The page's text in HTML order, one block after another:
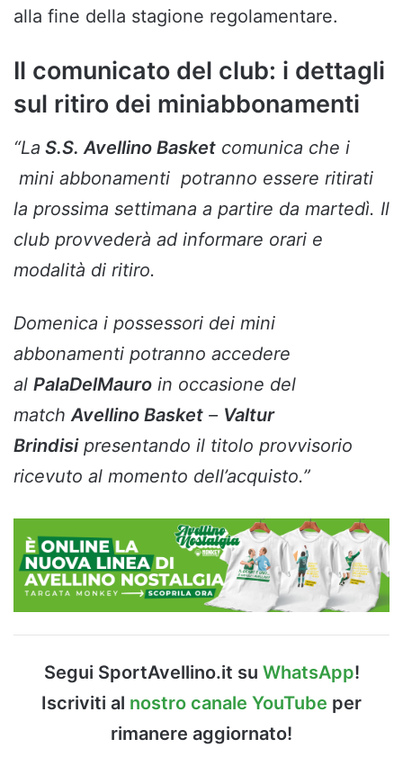
alla fine della stagione regolamentare.
Il comunicato del club: i dettagli
sul ritiro dei miniabbonamenti
“La S.S. Avellino Basket comunica che i
mini abbonamenti potranno essere ritirati
la prossima settimana a partire da martedì. Il
club provvederà ad informare orari e
modalità di ritiro.
Domenica i possessori dei mini
abbonamenti potranno accedere
al PalaDelMauro in occasione del
matchAvellino Basket – Valtur
Brindisipresentando il titolo provvisorio
ricevuto al momento dell’acquisto.”
Segui SportAvellino.it su WhatsApp!
Iscriviti al nostro canale YouTube per
rimanere aggiornato!